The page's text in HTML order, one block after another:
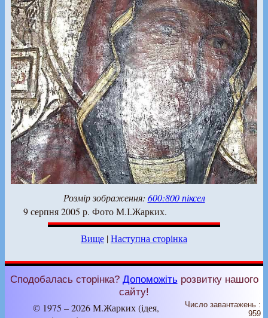
Розмір зображення: 600:800 піксел
9 серпня 2005 р. Фото М.І.Жарких.
Вище |Наступна сторінка
Сподобалась сторінка? Допоможітьрозвитку нашого
сайту!
© 1975 – 2026 М.Жарких (ідея,
Число завантажень :
959